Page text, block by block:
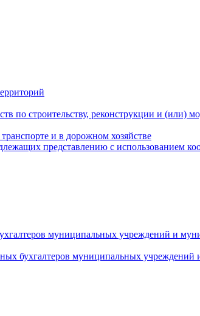
по строительству, реконструкции и (или)
и в дорожном хозяйстве
представлению с использованием
муниципальных учреждений и
бухгалтеров муниципальных